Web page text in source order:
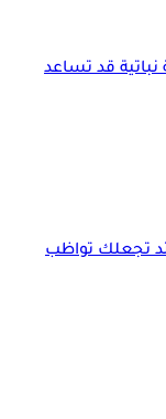
الانتصاب- 6 أطعمة نباتية قد تساعد
العلاقة الزوجية- 7 فوائد تجعلك تواظب